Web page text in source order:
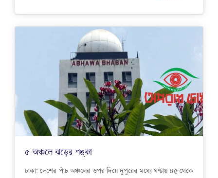
৫ অঞ্চলে ঝড়ের শঙ্কা
ঢাকা: দেশের পাঁচ অঞ্চলের ওপর দিয়ে দুপুরের মধ্যে ঘণ্টায় ৪৫ থেকে